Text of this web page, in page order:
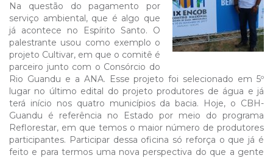
Na questão do pagamento por
serviço ambiental, que é algo que
já acontece no Espírito Santo. O
palestrante usou como exemplo o
projeto Cultivar, em que o comitê é
parceiro junto com o Consórcio do
Rio Guandu e a ANA. Esse projeto foi selecionado em 5º
lugar no último edital do projeto produtores de água e já
terá início nos quatro municípios da bacia. Hoje, o CBH-
Guandu é referência no Estado por meio do programa
Reflorestar, em que temos o maior número de produtores
participantes. Participar dessa oficina só reforça o que já é
feito e para termos uma nova perspectiva do que a gente